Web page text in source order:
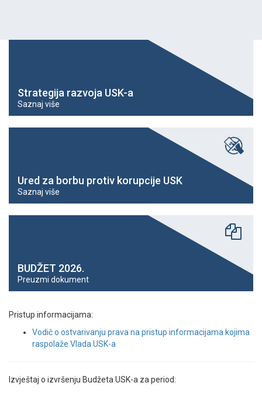
Strategija razvoja USK-a
Saznaj više
Ured za borbu protiv korupcije USK
Saznaj više
BUDŽET 2026.
Preuzmi dokument
Pristup informacijama:
Vodič o ostvarivanju prava na pristup informacijama kojima
raspolaže Vlada USK-a
Izvještaj o izvršenju Budžeta USK-a za period: